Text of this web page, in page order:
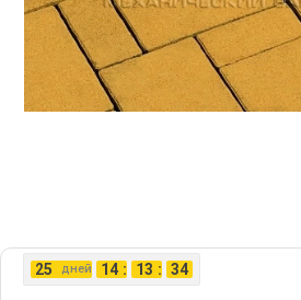
25 дней 14 : 13 : 33